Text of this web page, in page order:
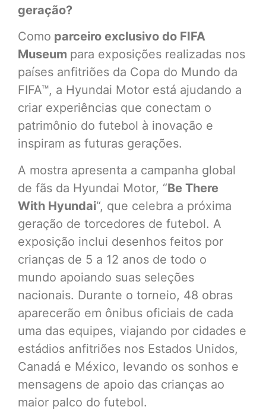
geração?
Como parceiro exclusivo do FIFA
Museum para exposições realizadas nos
países anfitriões da Copa do Mundo da
FIFA™, a Hyundai Motor está ajudando a
criar experiências que conectam o
patrimônio do futebol à inovação e
inspiram as futuras gerações.
A mostra apresenta a campanha global
de fãs da Hyundai Motor, “Be There
With Hyundai“, que celebra a próxima
geração de torcedores de futebol. A
exposição inclui desenhos feitos por
crianças de 5 a 12 anos de todo o
mundo apoiando suas seleções
nacionais. Durante o torneio, 48 obras
aparecerão em ônibus oficiais de cada
uma das equipes, viajando por cidades e
estádios anfitriões nos Estados Unidos,
Canadá e México, levando os sonhos e
mensagens de apoio das crianças ao
maior palco do futebol.